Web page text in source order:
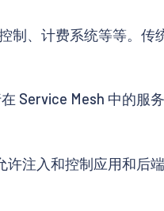
、计费系统等等。
Service Mesh 中的服
注入和控制应用和后